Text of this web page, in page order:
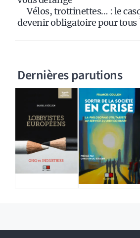
Vélos, trottinettes… : le
devenir obligatoire pour tous
Dernières parutions